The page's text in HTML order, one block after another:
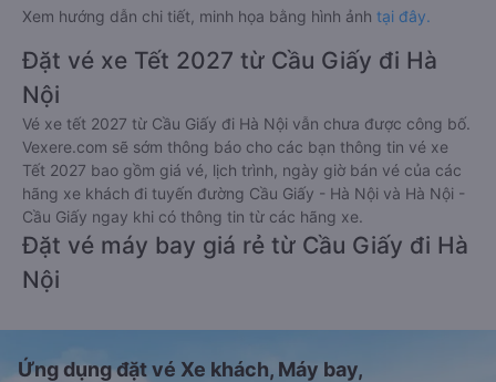
Xem hướng dẫn chi tiết, minh họa bằng hình ảnh tại đây.
Đặt vé xe Tết 2027 từ Cầu Giấy đi Hà
Nội
Vé xe tết 2027 từ Cầu Giấy đi Hà Nội vẫn chưa được công bố.
Vexere.com sẽ sớm thông báo cho các bạn thông tin vé xe
Tết 2027 bao gồm giá vé, lịch trình, ngày giờ bán vé của các
hãng xe khách đi tuyến đường Cầu Giấy - Hà Nội và Hà Nội -
Cầu Giấy ngay khi có thông tin từ các hãng xe.
Đặt vé máy bay giá rẻ từ Cầu Giấy đi Hà
Nội
Ứng dụng đặt vé Xe khách, Máy bay,